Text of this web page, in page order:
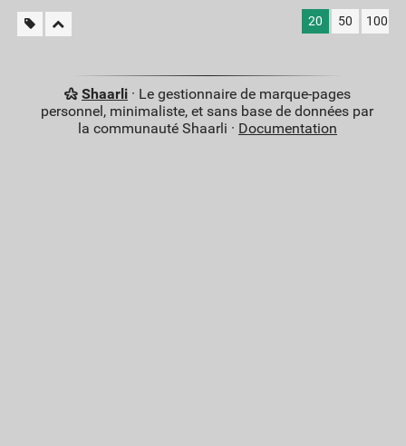
20 50 100
Shaarli· Le gestionnaire de marque-pages
personnel, minimaliste, et sans base de données par
la communauté Shaarli · Documentation